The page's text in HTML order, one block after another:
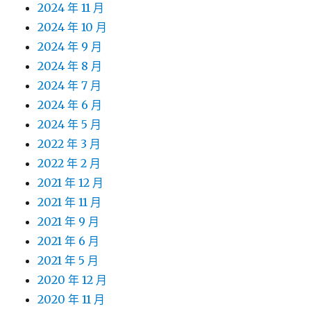
2024 年 11 月
2024 年 10 月
2024 年 9 月
2024 年 8 月
2024 年 7 月
2024 年 6 月
2024 年 5 月
2022 年 3 月
2022 年 2 月
2021 年 12 月
2021 年 11 月
2021 年 9 月
2021 年 6 月
2021 年 5 月
2020 年 12 月
2020 年 11 月